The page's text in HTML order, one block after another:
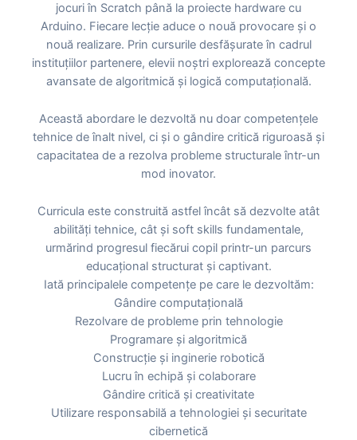
jocuri în Scratch până la proiecte hardware cu
Arduino. Fiecare lecție aduce o nouă provocare și o
nouă realizare. Prin cursurile desfășurate în cadrul
instituțiilor partenere, elevii noștri explorează concepte
avansate de algoritmică și logică computațională.
Această abordare le dezvoltă nu doar competențele
tehnice de înalt nivel, ci și o gândire critică riguroasă și
capacitatea de a rezolva probleme structurale într-un
mod inovator.
Curricula este construită astfel încât să dezvolte atât
abilități tehnice, cât și soft skills fundamentale,
urmărind progresul fiecărui copil printr-un parcurs
educațional structurat și captivant.
Iată principalele competențe pe care le dezvoltăm:
Gândire computațională
Rezolvare de probleme prin tehnologie
Programare și algoritmică
Construcție și inginerie robotică
Lucru în echipă și colaborare
Gândire critică și creativitate
Utilizare responsabilă a tehnologiei și securitate
cibernetică